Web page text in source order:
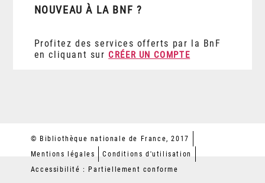
NOUVEAU À LA BNF ?
Profitez des services offerts par la BnF
en cliquant sur CRÉER UN COMPTE
© Bibliothèque nationale de France, 2017
Mentions légales
Conditions d'utilisation
Accessibilité : Partiellement conforme